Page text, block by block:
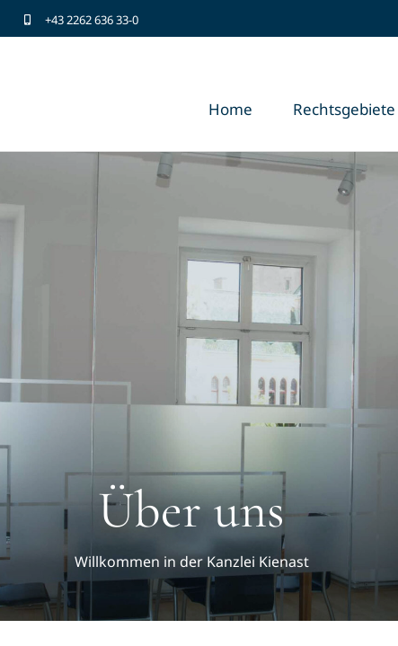
+43 2262 636 33-0
Home Rechtsgebiete
Über uns
Willkommen in der Kanzlei Kienast